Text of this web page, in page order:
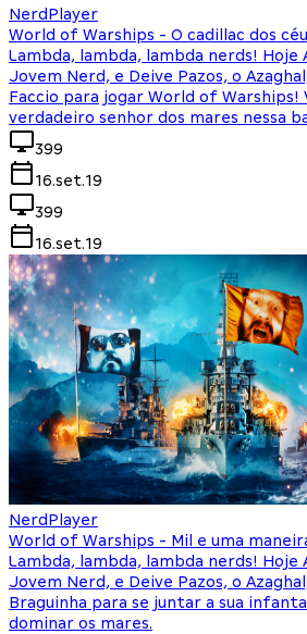
NerdPlayer
World of Warships - O cadillac dos
Lambda, lambda, lambda nerds!
Jovem Nerd, e Deive Pazos, o
Faccio para jogar World of Warships!
verdadeiro senhor dos mares nessa
399
16.set.19
399
16.set.19
NerdPlayer
World of Warships - Mil e uma
Lambda, lambda, lambda nerds!
Jovem Nerd, e Deive Pazos, o
Braguinha para se juntar a sua
dominar os mares.